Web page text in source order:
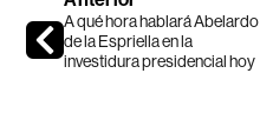
A qué hora hablará Abelardo
de la Espriella en la
investidura presidencial hoy